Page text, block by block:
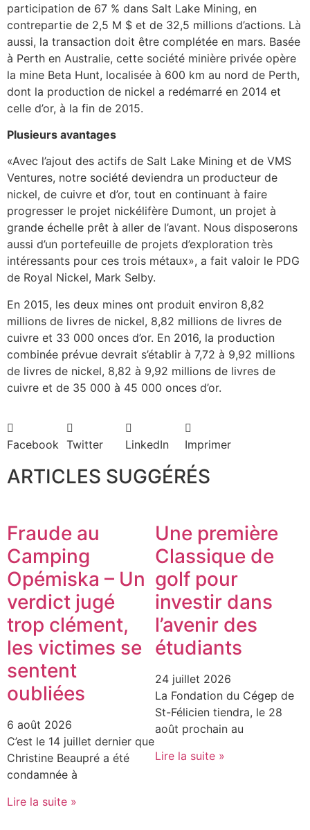
participation de 67 % dans Salt Lake Mining, en
contrepartie de 2,5 M $ et de 32,5 millions d’actions. Là
aussi, la transaction doit être complétée en mars. Basée
à Perth en Australie, cette société minière privée opère
la mine Beta Hunt, localisée à 600 km au nord de Perth,
dont la production de nickel a redémarré en 2014 et
celle d’or, à la fin de 2015.
Plusieurs avantages
«Avec l’ajout des actifs de Salt Lake Mining et de VMS
Ventures, notre société deviendra un producteur de
nickel, de cuivre et d’or, tout en continuant à faire
progresser le projet nickélifère Dumont, un projet à
grande échelle prêt à aller de l’avant. Nous disposerons
aussi d’un portefeuille de projets d’exploration très
intéressants pour ces trois métaux», a fait valoir le PDG
de Royal Nickel, Mark Selby.
En 2015, les deux mines ont produit environ 8,82
millions de livres de nickel, 8,82 millions de livres de
cuivre et 33 000 onces d’or. En 2016, la production
combinée prévue devrait s’établir à 7,72 à 9,92 millions
de livres de nickel, 8,82 à 9,92 millions de livres de
cuivre et de 35 000 à 45 000 onces d’or.
Facebook Twitter LinkedIn Imprimer
ARTICLES SUGGÉRÉS
Fraude au
Camping
Opémiska – Un
verdict jugé
trop clément,
les victimes se
sentent
oubliées
6 août 2026
C’est le 14 juillet dernier que
Christine Beaupré a été
condamnée à
Lire la suite »
Une première
Classique de
golf pour
investir dans
l’avenir des
étudiants
24 juillet 2026
La Fondation du Cégep de
St-Félicien tiendra, le 28
août prochain au
Lire la suite »